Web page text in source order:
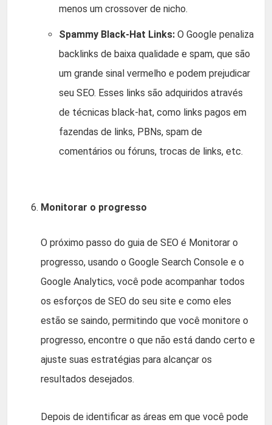
menos um crossover de nicho.
Spammy Black-Hat Links: O Google penaliza
backlinks de baixa qualidade e spam, que são
um grande sinal vermelho e podem prejudicar
seu SEO. Esses links são adquiridos através
de técnicas black-hat, como links pagos em
fazendas de links, PBNs, spam de
comentários ou fóruns, trocas de links, etc.
Monitorar o progresso
O próximo passo do guia de SEO é Monitorar o
progresso, usando o Google Search Console e o
Google Analytics, você pode acompanhar todos
os esforços de SEO do seu site e como eles
estão se saindo, permitindo que você monitore o
progresso, encontre o que não está dando certo e
ajuste suas estratégias para alcançar os
resultados desejados.
Depois de identificar as áreas em que você pode